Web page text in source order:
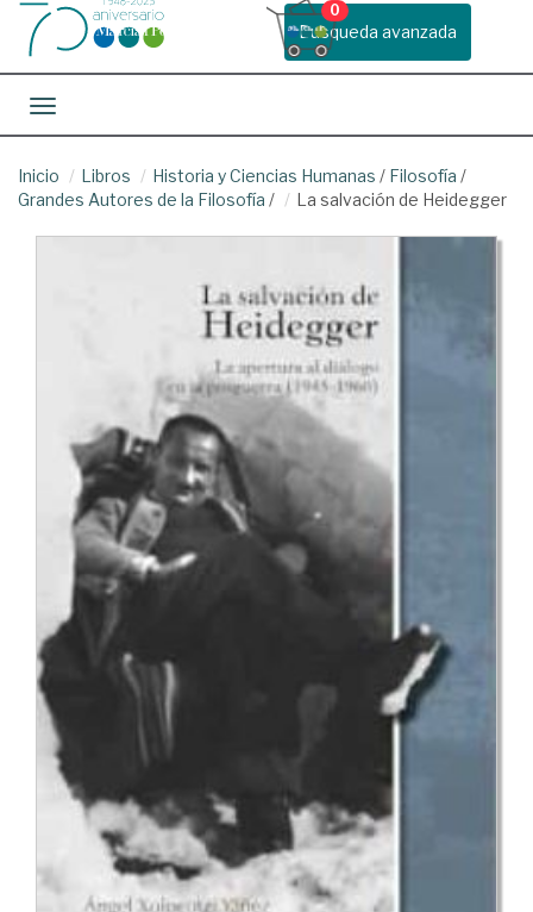
Busqueda avanzada
0
Toggle navigation
Inicio Libros Historia y Ciencias Humanas / Filosofía /
Grandes Autores de la Filosofía / La salvación de Heidegger